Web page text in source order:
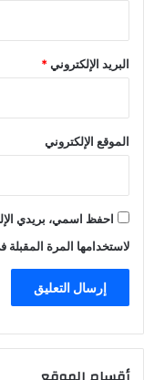
البريد الإلكتروني*
الموقع الإلكتروني
احفظ اسمي، بريدي
لاستخدامها المرة المقبلة